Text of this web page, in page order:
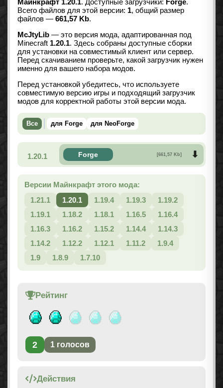
Всего файлов для этой версии: 1, общий размер
файлов — 661,57 Kb.
McJtyLib — это версия мода, адаптированная под
Minecraft 1.20.1. Здесь собраны доступные сборки
для установки на совместимый клиент или сервер.
Перед скачиванием проверьте, какой загрузчик нужен
именно для вашего набора модов.
Перед установкой убедитесь, что используете
совместимую версию игры и подходящий загрузчик
модов для корректной работы этой версии мода.
Все для Forge для NeoForge
1.20.1 Forge [661,57 Kb]
Версии Майнкрафт этого мода:
1.21.1
1.20.1 1.19.4 1.19.3
1.19.2
1.19.1
1.18.2 1.18.1 1.16.5
1.16.4
1.16.3
1.16.2 1.15.2 1.14.4
1.14.3
1.14.2
1.12.2 1.12.1 1.11.2
1.9.4
1.9
1.8.9 1.7.10
Рейтинг
2 1 голосов
Действия